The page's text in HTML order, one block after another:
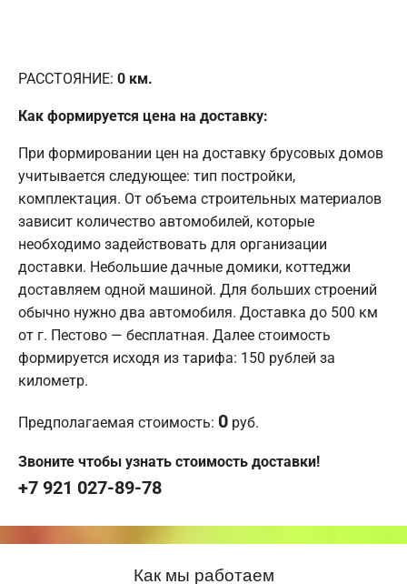
РАССТОЯНИЕ: 0 км.
Как формируется цена на доставку:
При формировании цен на доставку брусовых домов
учитывается следующее: тип постройки,
комплектация. От объема строительных материалов
зависит количество автомобилей, которые
необходимо задействовать для организации
доставки. Небольшие дачные домики, коттеджи
доставляем одной машиной. Для больших строений
обычно нужно два автомобиля. Доставка до 500 км
от г. Пестово — бесплатная. Далее стоимость
формируется исходя из тарифа: 150 рублей за
километр.
Предполагаемая стоимость: 0 руб.
Звоните чтобы узнать стоимость доставки!
+7 921 027-89-78
Как мы работаем